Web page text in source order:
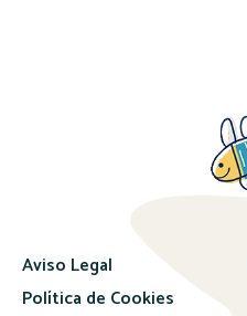
Aviso Legal
Política de Cookies